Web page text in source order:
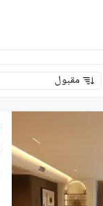
مقبول